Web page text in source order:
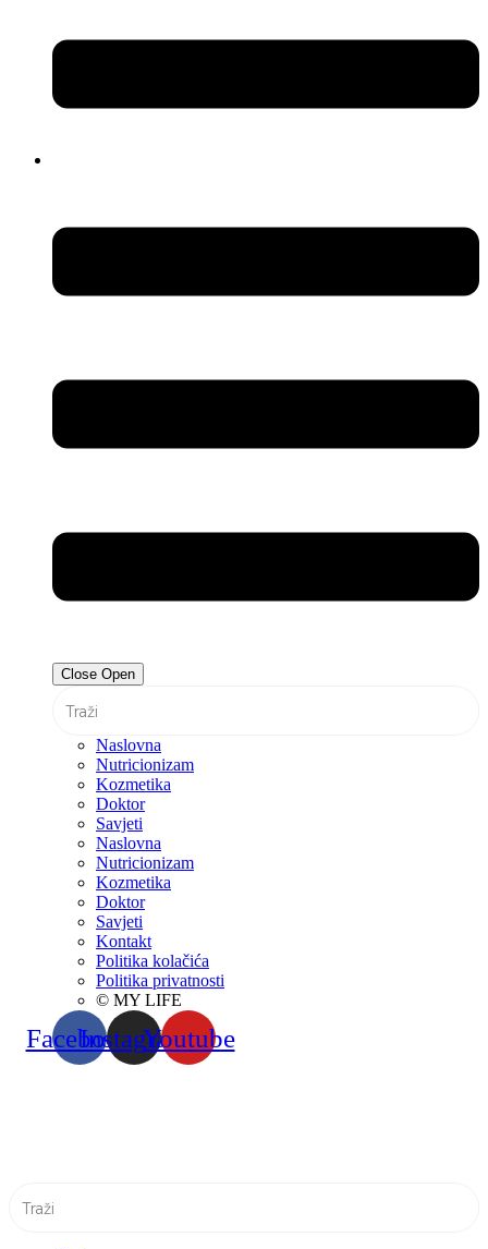
Close Open
Naslovna
Nutricionizam
Kozmetika
Doktor
Savjeti
Naslovna
Nutricionizam
Kozmetika
Doktor
Savjeti
Kontakt
Politika kolačića
Politika privatnosti
© MY LIFE
FacebookInstagramYoutube